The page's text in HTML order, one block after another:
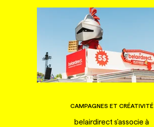
CAMPAGNES ET CRÉATIVITÉ
belairdirect s'associe à